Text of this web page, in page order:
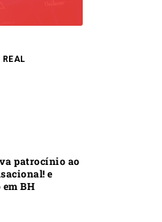
patrocínio ao
e
BH